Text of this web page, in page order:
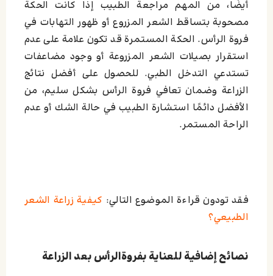
أيضًا، من المهم مراجعة الطبيب إذا كانت الحكة
مصحوبة بتساقط الشعر المزروع أو ظهور التهابات في
فروة الرأس. الحكة المستمرة قد تكون علامة على عدم
استقرار بصيلات الشعر المزروعة أو وجود مضاعفات
تستدعي التدخل الطبي. للحصول على أفضل نتائج
الزراعة وضمان تعافي فروة الرأس بشكل سليم، من
الأفضل دائمًا استشارة الطبيب في حالة الشك أو عدم
الراحة المستمر.
فقد تودون قراءة الموضوع التالي: كيفية زراعة الشعر
الطبيعي؟
نصائح إضافیة للعنایة بفروةالرأس بعد الزراعة